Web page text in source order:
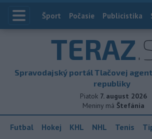
Index
Šport Počasie Publicistika
TERAZ
Spravodajský portál Tlačovej
republiky
Piatok 7. august 2026
Meniny má Štefánia
Futbal Hokej KHL NHL Tenis